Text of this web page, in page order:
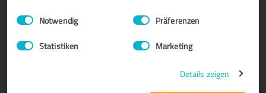
Impressum Datenschutzbestimmungen
Einwilligungsauswahl
Notwendig Präferenzen
Statistiken Marketing
Details zeigen
Müşteri Anketleri
Kurumsal Paket
Şirketimiz
Kariyer
Müşteri Yorumları